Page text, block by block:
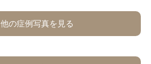
他の症例写真を見る